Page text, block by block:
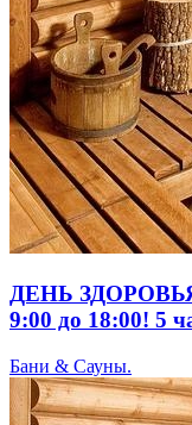
ДЕНЬ
9:00 до 18:00! 5
Бани & Сауны.